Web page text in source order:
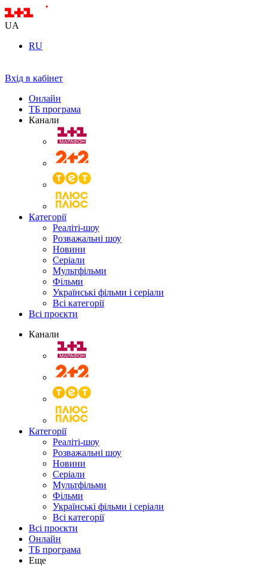
UA
RU
Вхід в кабінет
Онлайн
ТБ програма
Канали
Категорії
Реаліті-шоу
Розважальні шоу
Новини
Серіали
Мультфільми
Фільми
Українські фільми і серіали
Всі категорії
Всі проєкти
Канали
Категорії
Реаліті-шоу
Розважальні шоу
Новини
Серіали
Мультфільми
Фільми
Українські фільми і серіали
Всі категорії
Всі проєкти
Онлайн
ТБ програма
Еще